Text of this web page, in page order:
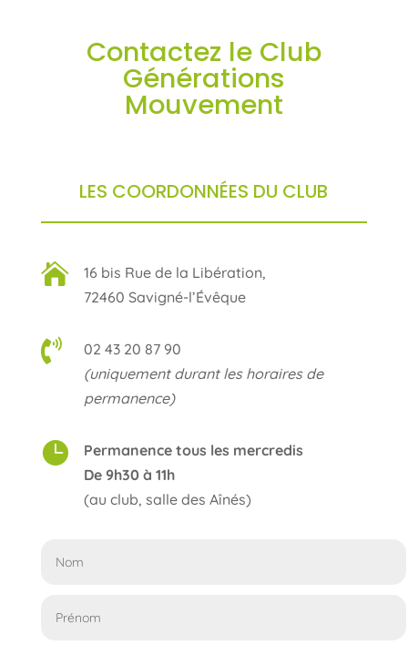
Contactez le Club
Générations
Mouvement
LES COORDONNÉES DU CLUB

16 bis Rue de la Libération,
72460 Savigné-l’Évêque

02 43 20 87 90
(uniquement durant les horaires de
permanence)

Permanence tous les mercredis
De 9h30 à 11h
(au club, salle des Aînés)